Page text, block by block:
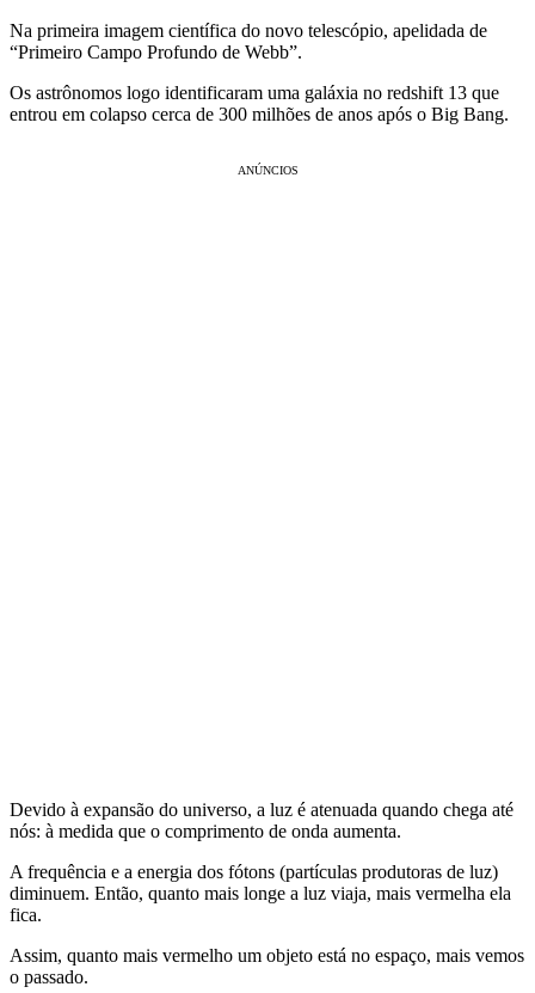
Na primeira imagem científica do novo telescópio, apelidada de
“Primeiro Campo Profundo de Webb”.
Os astrônomos logo identificaram uma galáxia no redshift 13 que
entrou em colapso cerca de 300 milhões de anos após o Big Bang.
ANÚNCIOS
Devido à expansão do universo, a luz é atenuada quando chega até
nós: à medida que o comprimento de onda aumenta.
A frequência e a energia dos fótons (partículas produtoras de luz)
diminuem. Então, quanto mais longe a luz viaja, mais vermelha ela
fica.
Assim, quanto mais vermelho um objeto está no espaço, mais vemos
o passado.